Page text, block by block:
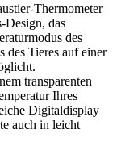
Thermometer
Design, das
des
des Tieres auf einer
transparenten
Ihres
Digitaldisplay
auch in leicht